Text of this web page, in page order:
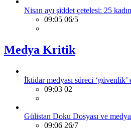
Nisan ayı şiddet çetelesi: 25
09:05 06/5
Medya Kritik
İktidar medyası süreci
09:03 02
Gülistan Doku Dosyası ve
09:06 26/7